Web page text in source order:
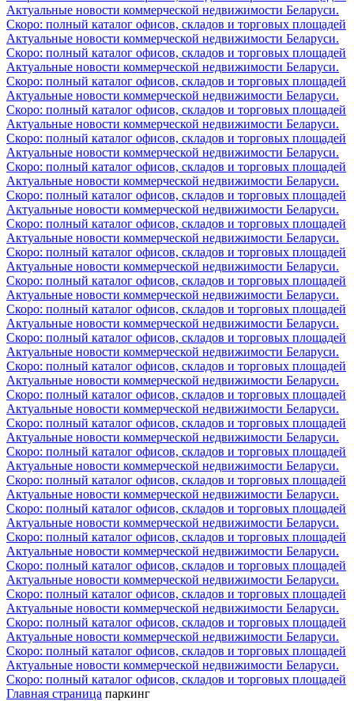
Актуальные новости коммерческой недвижимости Беларуси.
Скоро: полный каталог офисов, складов и торговых площадей
Актуальные новости коммерческой недвижимости Беларуси.
Скоро: полный каталог офисов, складов и торговых площадей
Актуальные новости коммерческой недвижимости Беларуси.
Скоро: полный каталог офисов, складов и торговых площадей
Актуальные новости коммерческой недвижимости Беларуси.
Скоро: полный каталог офисов, складов и торговых площадей
Актуальные новости коммерческой недвижимости Беларуси.
Скоро: полный каталог офисов, складов и торговых площадей
Актуальные новости коммерческой недвижимости Беларуси.
Скоро: полный каталог офисов, складов и торговых площадей
Актуальные новости коммерческой недвижимости Беларуси.
Скоро: полный каталог офисов, складов и торговых площадей
Актуальные новости коммерческой недвижимости Беларуси.
Скоро: полный каталог офисов, складов и торговых площадей
Актуальные новости коммерческой недвижимости Беларуси.
Скоро: полный каталог офисов, складов и торговых площадей
Актуальные новости коммерческой недвижимости Беларуси.
Скоро: полный каталог офисов, складов и торговых площадей
Актуальные новости коммерческой недвижимости Беларуси.
Скоро: полный каталог офисов, складов и торговых площадей
Актуальные новости коммерческой недвижимости Беларуси.
Скоро: полный каталог офисов, складов и торговых площадей
Актуальные новости коммерческой недвижимости Беларуси.
Скоро: полный каталог офисов, складов и торговых площадей
Актуальные новости коммерческой недвижимости Беларуси.
Скоро: полный каталог офисов, складов и торговых площадей
Актуальные новости коммерческой недвижимости Беларуси.
Скоро: полный каталог офисов, складов и торговых площадей
Актуальные новости коммерческой недвижимости Беларуси.
Скоро: полный каталог офисов, складов и торговых площадей
Актуальные новости коммерческой недвижимости Беларуси.
Скоро: полный каталог офисов, складов и торговых площадей
Актуальные новости коммерческой недвижимости Беларуси.
Скоро: полный каталог офисов, складов и торговых площадей
Актуальные новости коммерческой недвижимости Беларуси.
Скоро: полный каталог офисов, складов и торговых площадей
Актуальные новости коммерческой недвижимости Беларуси.
Скоро: полный каталог офисов, складов и торговых площадей
Актуальные новости коммерческой недвижимости Беларуси.
Скоро: полный каталог офисов, складов и торговых площадей
Актуальные новости коммерческой недвижимости Беларуси.
Скоро: полный каталог офисов, складов и торговых площадей
Актуальные новости коммерческой недвижимости Беларуси.
Скоро: полный каталог офисов, складов и торговых площадей
Актуальные новости коммерческой недвижимости Беларуси.
Скоро: полный каталог офисов, складов и торговых площадей
Главная страница паркинг